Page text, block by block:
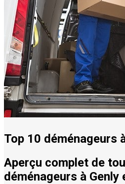
Top 10 déménageurs
Aperçu complet de
déménageurs à Genly